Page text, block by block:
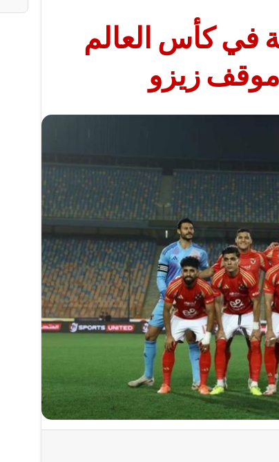
في كأس العالم